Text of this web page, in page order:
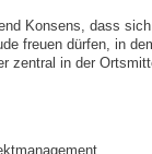
Konsens, dass
freuen dürfen, in
zentral in der